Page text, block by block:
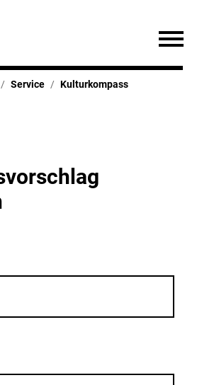
Service Kulturkompass